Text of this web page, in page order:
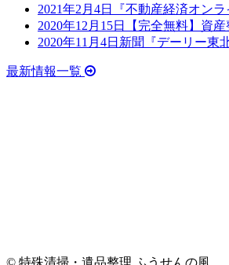
2021年2月4日
『不動産経済オン
2020年12月15日
【完全無料】資
2020年11月4日 新聞『デーリー東
最新情報一覧
© 特殊清掃・遺品整理 ふうせんの風